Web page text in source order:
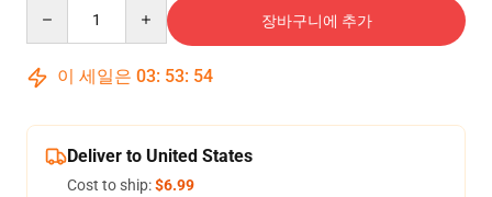
장바구니에 추가
이 세일은 03: 53: 54
Deliver to United States
Cost to ship:$6.99